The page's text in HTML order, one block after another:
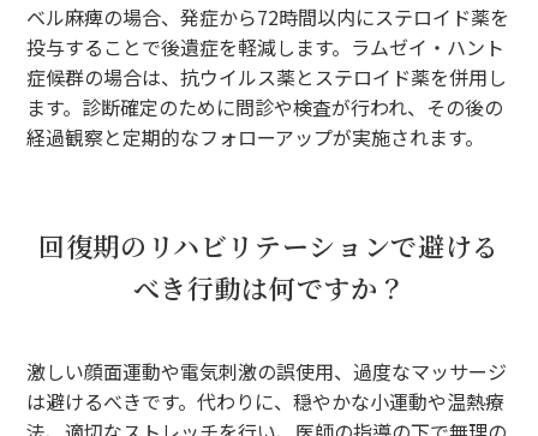
ベル麻痺の場合、発症から72時間以内にステロイド薬を
投与することで後遺症を軽減します。ラムゼイ・ハント
症候群の場合は、抗ウイルス薬とステロイド薬を併用し
ます。診断確定のために問診や検査が行われ、その後の
経過観察と定期的なフォローアップが実施されます。
回復期のリハビリテーションで避ける
べき行動は何ですか？
激しい顔面運動や電気刺激の誤使用、過度なマッサージ
は避けるべきです。代わりに、穏やかな小運動や温熱療